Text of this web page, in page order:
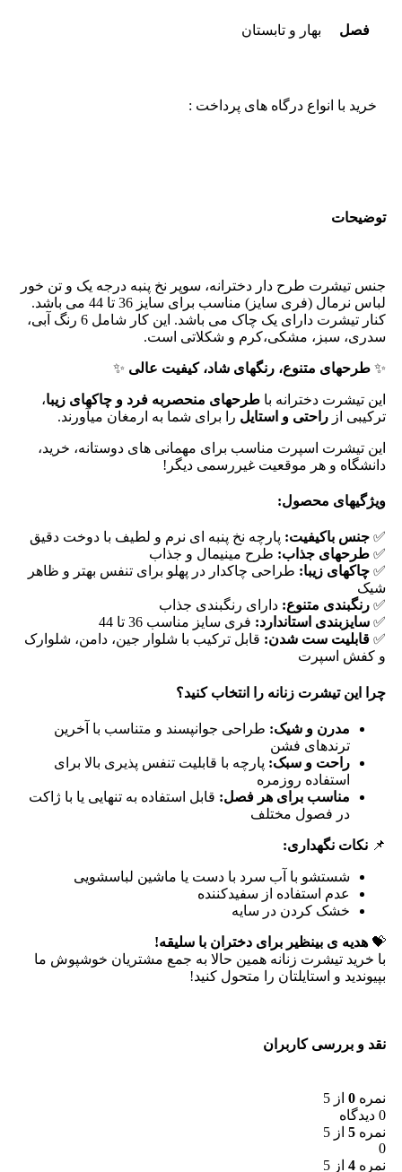
فصل بهار و تابستان
خرید با انواع درگاه های پرداخت :
توضیحات
جنس تیشرت طرح دار دخترانه، سوپر نخ پنبه درجه یک و تن خور
لباس نرمال (فری سایز) مناسب برای سایز 36 تا 44 می باشد.
کنار تیشرت دارای یک چاک می باشد. این کار شامل 6 رنگ آبی،
سدری، سبز، مشکی،کرم و شکلاتی است.
✨ طرحهای متنوع، رنگهای شاد، کیفیت عالی ✨
این تیشرت دخترانه با طرحهای منحصربه فرد و چاکهای زیبا،
ترکیبی از راحتی و استایل را برای شما به ارمغان میآورند.
این تیشرت اسپرت مناسب برای مهمانی های دوستانه، خرید،
دانشگاه و هر موقعیت غیررسمی دیگر!
ویژگیهای محصول:
✅ جنس باکیفیت: پارچه نخ پنبه ای نرم و لطیف با دوخت دقیق
✅ طرحهای جذاب: طرح مینیمال و جذاب
✅ چاکهای زیبا: طراحی چاکدار در پهلو برای تنفس بهتر و ظاهر
شیک
✅ رنگبندی متنوع: دارای رنگبندی جذاب
✅ سایزبندی استاندارد: فری سایز مناسب 36 تا 44
✅ قابلیت ست شدن: قابل ترکیب با شلوار جین، دامن، شلوارک
و کفش اسپرت
چرا این تیشرت زنانه را انتخاب کنید؟
مدرن و شیک: طراحی جوانپسند و متناسب با آخرین
ترندهای فشن
راحت و سبک: پارچه با قابلیت تنفس پذیری بالا برای
استفاده روزمره
مناسب برای هر فصل: قابل استفاده به تنهایی یا با ژاکت
در فصول مختلف
📌 نکات نگهداری:
شستشو با آب سرد با دست یا ماشین لباسشویی
عدم استفاده از سفیدکننده
خشک کردن در سایه
💝 هدیه ی بینظیر برای دختران با سلیقه!
با خرید تیشرت زنانه همین حالا به جمع مشتریان خوشپوش ما
بپیوندید و استایلتان را متحول کنید!
نقد و بررسی کاربران
نمره 0 از 5
0 دیدگاه
نمره 5 از 5
0
نمره 4 از 5